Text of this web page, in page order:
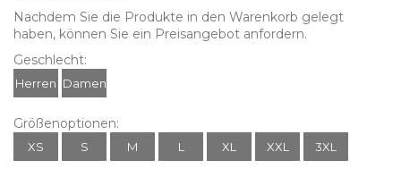
Nachdem Sie die Produkte in den Warenkorb gelegt
haben, können Sie ein Preisangebot anfordern.
Geschlecht:
Herren Damen
Größenoptionen:
XS S M L XL XXL 3XL